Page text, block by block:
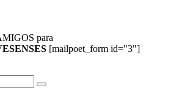
para
[mailpoet_form id="3"]